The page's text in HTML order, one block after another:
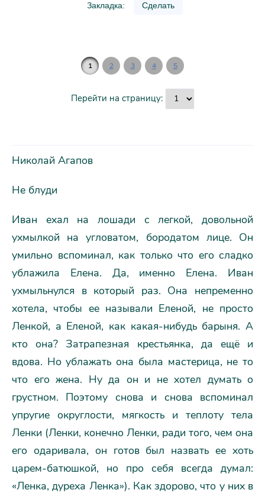
Закладка: Сделать
1 2 3 4 5
Перейти на страницу:
Николай Агапов
Не блуди
Иван ехал на лошади с легкой, довольной
ухмылкой на угловатом, бородатом лице. Он
умильно вспоминал, как только что его сладко
ублажила Елена. Да, именно Елена. Иван
ухмыльнулся в который раз. Она непременно
хотела, чтобы ее называли Еленой, не просто
Ленкой, а Еленой, как какая-нибудь барыня. А
кто она? Затрапезная крестьянка, да ещё и
вдова. Но ублажать она была мастерица, не то
что его жена. Ну да он и не хотел думать о
грустном. Поэтому снова и снова вспоминал
упругие округлости, мягкость и теплоту тела
Ленки (Ленки, конечно Ленки, ради того, чем она
его одаривала, он готов был назвать ее хоть
царем-батюшкой, но про себя всегда думал:
«Ленка, дуреха Ленка»). Как здорово, что у них в